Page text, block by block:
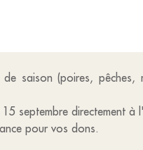
saison (poires,
septembre directement à
pour vos dons.